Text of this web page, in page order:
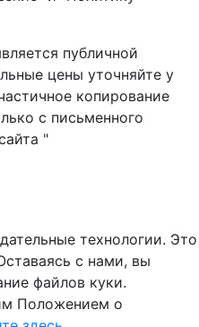
публичной
цены уточняйте у
копирование
с письменного
"
технологии. Это
с нами, вы
файлов куки.
Положением о